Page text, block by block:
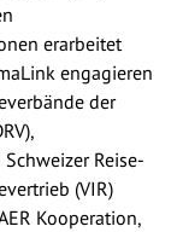
erarbeitet
engagieren
der
Reise-
(VIR)
Kooperation,